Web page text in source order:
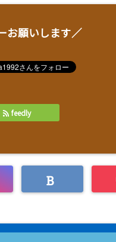
お願いします／
feedly